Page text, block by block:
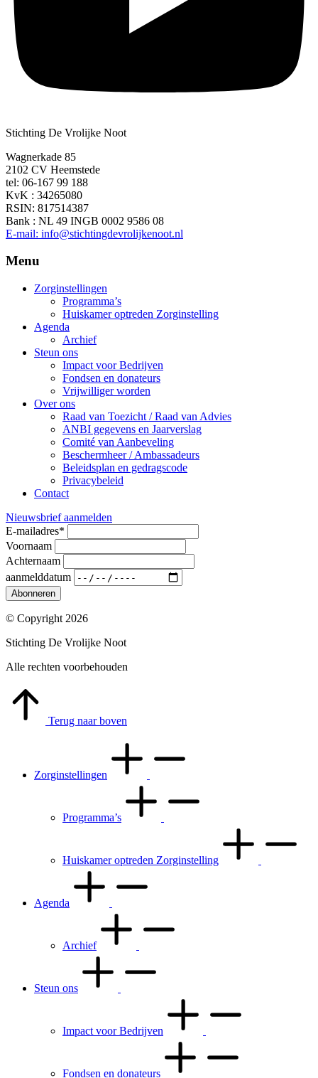
Stichting De Vrolijke Noot
Wagnerkade 85
2102 CV Heemstede
tel: 06-167 99 188
KvK : 34265080
RSIN: 817514387
Bank : NL 49 INGB 0002 9586 08
E-mail: info@stichtingdevrolijkenoot.nl
Menu
Zorginstellingen
Programma’s
Huiskamer optreden Zorginstelling
Agenda
Archief
Steun ons
Impact voor Bedrijven
Fondsen en donateurs
Vrijwilliger worden
Over ons
Raad van Toezicht / Raad van Advies
ANBI gegevens en Jaarverslag
Comité van Aanbeveling
Beschermheer / Ambassadeurs
Beleidsplan en gedragscode
Privacybeleid
Contact
Nieuwsbrief aanmelden
E-mailadres*
Voornaam
Achternaam
aanmelddatum
Abonneren
© Copyright 2026
Stichting De Vrolijke Noot
Alle rechten voorbehouden
Terug naar boven
Zorginstellingen
Programma’s
Huiskamer optreden Zorginstelling
Agenda
Archief
Steun ons
Impact voor Bedrijven
Fondsen en donateurs